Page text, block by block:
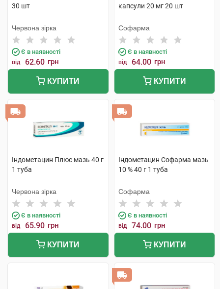
30 шт
Червона зірка
Є в наявності
від 62.60 грн
КУПИТИ
капсули 20 мг 20 шт
Софарма
Є в наявності
від 64.00 грн
КУПИТИ
Індометацин Плюс мазь 40 г
1 туба
Червона зірка
Є в наявності
від 65.90 грн
КУПИТИ
Індометацин Софарма мазь
10 % 40 г 1 туба
Софарма
Є в наявності
від 74.00 грн
КУПИТИ